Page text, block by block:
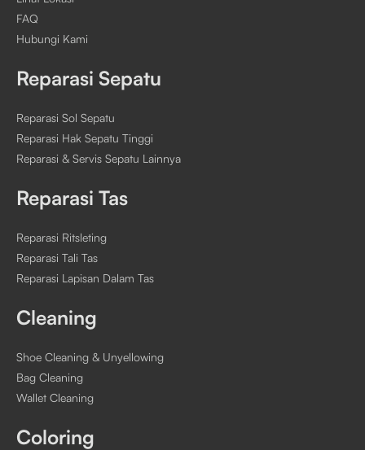
FAQ
Hubungi Kami
Reparasi Sepatu
Reparasi Sol Sepatu
Reparasi Hak Sepatu Tinggi
Reparasi & Servis Sepatu Lainnya
Reparasi Tas
Reparasi Ritsleting
Reparasi Tali Tas
Reparasi Lapisan Dalam Tas
Cleaning
Shoe Cleaning & Unyellowing
Bag Cleaning
Wallet Cleaning
Coloring